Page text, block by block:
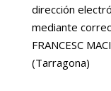
dirección
mediante
FRANCESC
(Tarragona)